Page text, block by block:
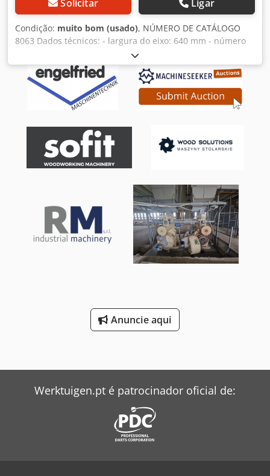
Solicitar Ligar
Condição: muito bom (usado), NÚMERO DE CATÁLOGO
8063 Dados técnicos: - largura do eixo: 640 mm - número
de facas: 4 unidades - espessura máxima da peça a
processar: 300 mm – parte superior: - catracas - eixo de
alimentação dentado, de tração, rotativo - pressionador -
eixo de desbaste - pressionador - eixo de descarga liso, de
tração, de borracha - visor digital da espessura do
da mesa - 4 tipos de velocidade de rotação:
5000/8000/12000/19000 m/min Dedpfx Aezrwdneqgskr -
diâmetro da saída de extração: 160 mm - dimensões
(comprimento/largura/altura): 1400x1100x1250 mm - peso:
espessura do desbaste - elevação elétrica da mesa - sem
pintura - desengrossadeira usada, em excelente estado,
documentação original DTR Preço líquido: 32900 PLN Preço
líquido: 7835 EUR, dependendo da taxa de câmbio de 4,20
EUR (Os preços podem variar em função de maiores
Anuncie aqui
Werktuigen.pt é patrocinador oficial de: